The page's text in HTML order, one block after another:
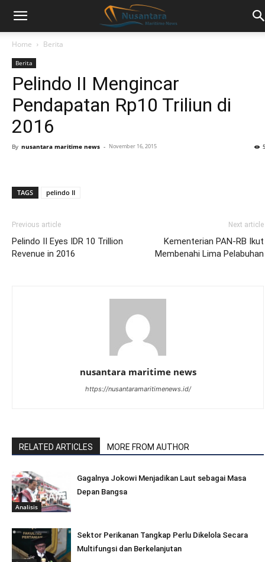
Home Berita
Berita
Pelindo II Mengincar
Pendapatan Rp10 Triliun di
2016
By nusantara maritime news - November 16, 2015
TAGS pelindo II
Previous article
Pelindo II Eyes IDR 10 Trillion
Revenue in 2016
Next article
Kementerian PAN-RB Ikut
Membenahi Lima Pelabuhan
nusantara maritime news
https://nusantaramaritimenews.id/
RELATED ARTICLES MORE FROM AUTHOR
Analisis
Gagalnya Jokowi Menjadikan Laut sebagai Masa
Depan Bangsa
Sektor Perikanan Tangkap Perlu Dikelola Secara
Multifungsi dan Berkelanjutan